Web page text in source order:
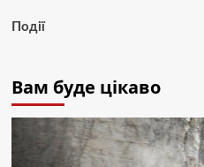
Події
Вам буде цікаво